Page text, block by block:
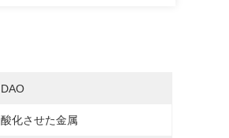
DAO
酸化させた金属